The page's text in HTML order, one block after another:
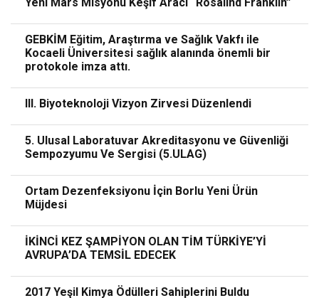
Yeni Mars Misyonu Keşif Aracı “Rosalind Franklin”
GEBKİM Eğitim, Araştırma ve Sağlık Vakfı ile
Kocaeli Üniversitesi sağlık alanında önemli bir
protokole imza attı.
III. Biyoteknoloji Vizyon Zirvesi Düzenlendi
5. Ulusal Laboratuvar Akreditasyonu ve Güvenliği
Sempozyumu Ve Sergisi (5.ULAG)
Ortam Dezenfeksiyonu İçin Borlu Yeni Ürün
Müjdesi
İKİNCİ KEZ ŞAMPİYON OLAN TİM TÜRKİYE’Yİ
AVRUPA’DA TEMSİL EDECEK
2017 Yeşil Kimya Ödülleri Sahiplerini Buldu